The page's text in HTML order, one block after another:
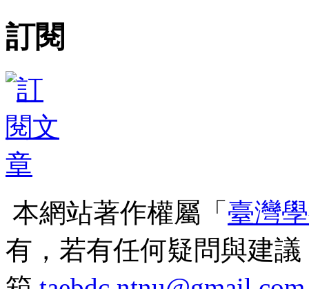
訂閱
本網站著作權屬「 臺灣
有，若有任何疑問與建